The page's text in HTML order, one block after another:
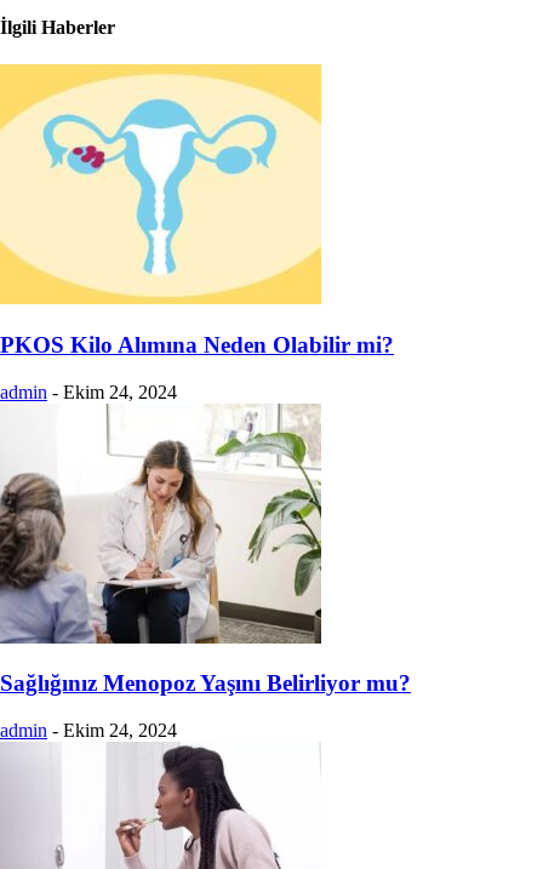
İlgili Haberler
PKOS Kilo Alımına Neden Olabilir mi?
admin - Ekim 24, 2024
Sağlığınız Menopoz Yaşını Belirliyor mu?
admin - Ekim 24, 2024